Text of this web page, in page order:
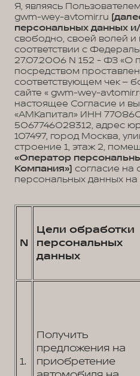
Я, являясь
gwm-wey-avtomir.ru
персональных данных
свободно, своей волей и
соответствии с
27.07.2006 N 152 - ФЗ «О
посредством
соответствующем чек –
сайте « gwm-wey-
настоящее Согласие и
«АМКапитал» ИНН
5067746028312, адрес
107497, город Москва,
строение 1, этаж 2,
«Оператор
Компания») согласие на
персональных данных на
N
Цели обработки
персональных
данных
1.
Получить
предложения на
приобретение